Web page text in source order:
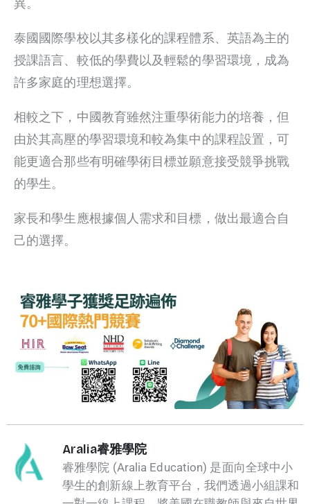
異。
泰國國際學校以其多樣化的課程體系、英語為主的
授課語言、較低的學費以及輕鬆的學習環境，成為
許多家庭的理想選擇。
相較之下，中國教育雖然注重學術能力的培養，但
由於其高壓的學習環境和較為集中的課程設置，可
能更適合那些有明確學術目標並願意接受競爭挑戰
的學生。
家長和學生應根據個人需求和目標，做出最適合自
己的選擇。
Aralia睿雅學院
睿雅學院 (Aralia Education) 是面向全球中小
學生的創新線上教育平台，我們透過小組課和